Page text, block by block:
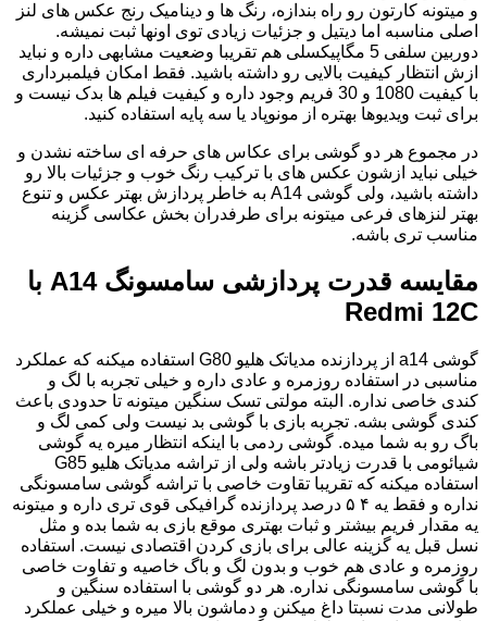
و میتونه کارتون رو راه بندازه، رنگ ها و دینامیک رنج عکس های لنز
اصلی مناسبه اما دیتیل و جزئیات زیادی توی اونها ثبت نمیشه.
دوربین سلفی 5 مگاپیکسلی هم تقریبا وضعیت مشابهی داره و نباید
ازش انتظار کیفیت بالایی رو داشته باشید. فقط امکان فیلمبرداری
با کیفیت 1080 و 30 فریم وجود داره و کیفیت فیلم ها بدک نیست و
برای ثبت ویدیوها بهتره از مونوپاد یا سه پایه استفاده کنید.
در مجموع هر دو گوشی برای عکاس های حرفه ای ساخته نشدن و
خیلی نباید ازشون عکس های با ترکیب رنگ خوب و جزئیات بالا رو
داشته باشید، ولی گوشی A14 به خاطر پردازش بهتر عکس و تنوع
بهتر لنزهای فرعی میتونه برای طرفدران بخش عکاسی گزینه
مناسب تری باشه.
مقایسه قدرت پردازشی سامسونگ A14 با
Redmi 12C
گوشی a14 از پردازنده مدیاتک هلیو G80 استفاده میکنه که عملکرد
مناسبی در استفاده روزمره و عادی داره و خیلی تجربه با لگ و
کندی خاصی نداره. البته مولتی تسک سنگین میتونه تا حدودی باعث
کندی گوشی بشه. تجربه بازی با گوشی بد نیست ولی کمی لگ و
باگ رو به شما میده. گوشی ردمی با اینکه انتظار میره یه گوشی
شیائومی با قدرت زیادتر باشه ولی از تراشه مدیاتک هلیو G85
استفاده میکنه که تقریبا تقاوت خاصی با تراشه گوشی سامسونگی
نداره و فقط یه ۴ ۵ درصد پردازنده گرافیکی قوی تری داره و میتونه
یه مقدار فریم بیشتر و ثبات بهتری موقع بازی به شما بده و مثل
نسل قبل یه گزینه عالی برای بازی کردن اقتصادی نیست. استفاده
روزمره و عادی هم خوب و بدون لگ و باگ خاصیه و تفاوت خاصی
با گوشی سامسونگی نداره. هر دو گوشی با استفاده سنگین و
طولانی مدت نسبتا داغ میکنن و دماشون بالا میره و خیلی عملکرد